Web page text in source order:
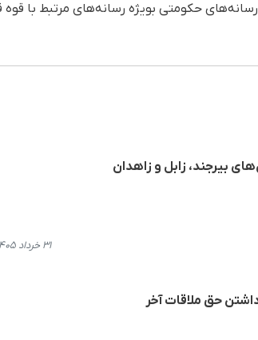
رسانه‌های حکومتی بویژه رسانه‌های مرتبط با
بیرجند، زابل و زاهدان
۳۱ خرداد ۱۴۰۵، ۱۹:۳۳
حق ملاقات آخر